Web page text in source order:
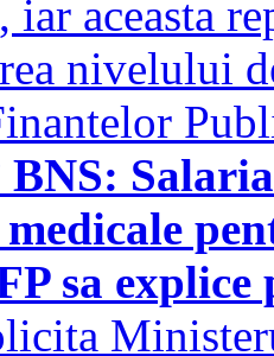
iar aceasta
nivelului
BNS:
sa